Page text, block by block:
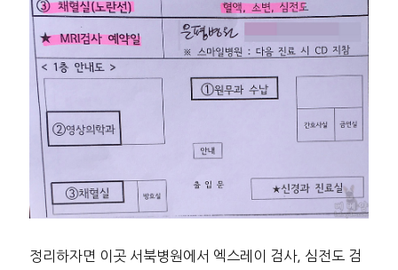
정리하자면 이곳 서북병원에서 엑스레이 검사, 심전도 검